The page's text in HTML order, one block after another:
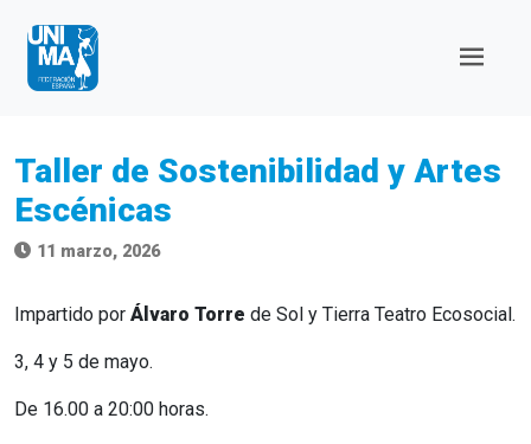
Taller de Sostenibilidad y Artes
Escénicas
11 marzo, 2026
Impartido por Álvaro Torre de Sol y Tierra Teatro Ecosocial.
3, 4 y 5 de mayo.
De 16.00 a 20:00 horas.